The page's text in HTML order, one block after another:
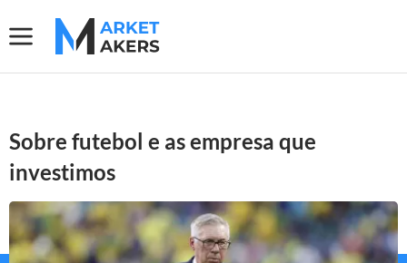
Sobre futebol e as empresa que
investimos